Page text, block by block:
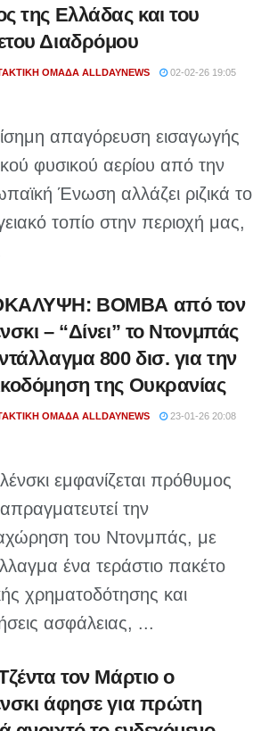
της Ελλάδας και του
Διαδρόμου
ΟΜΆΔΑ ALLDAYNEWS 02-02-26 19:05
απαγόρευση εισαγωγής
φυσικού αερίου από την
Ένωση αλλάζει ριζικά το
τοπίο στην περιοχή μας,
ΒΟΜΒΑ από τον
– “Δίνει” το Ντονμπάς
800 δισ. για την
της Ουκρανίας
ΟΜΆΔΑ ALLDAYNEWS 23-01-26 20:08
εμφανίζεται πρόθυμος
την
του Ντονμπάς, με
ένα τεράστιο πακέτο
χρηματοδότησης και
ασφάλειας, ...
τον Μάρτιο ο
άφησε για πρώτη